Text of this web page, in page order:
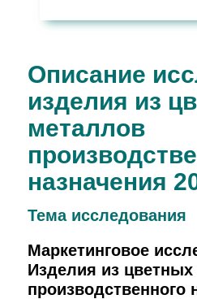
Описание
изделия из
металлов
назначения
Тема иcследования
Маркетинговое
Изделия из
производственного